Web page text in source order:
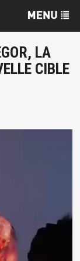
LA
CIBLE